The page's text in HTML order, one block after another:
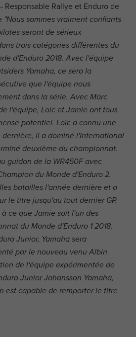
Responsable Rallye et Enduro de
"Nous sommes vraiment confiants
seront de sérieux
trois catégories différentes du
d'Enduro 2018. Avec l'équipe
Yamaha, ce sera la
que l'équipe nous
dans la série. Avec Marc
l'équipe, Loïc et Jamie ont tous
potentiel. Loïc a connu une
il a dominé l'International
deuxième du championnat.
guidon de la WR450F avec
du Monde d'Enduro 2.
batailles l'année dernière et a
le titre jusqu'au tout dernier GP.
ce que Jamie soit l'un des
du Monde d'Enduro 1 2018.
Junior, Yamaha sera
par le nouveau venu Albin
de l'équipe expérimentée de
Junior Johansson Yamaha,
est capable de remporter le titre